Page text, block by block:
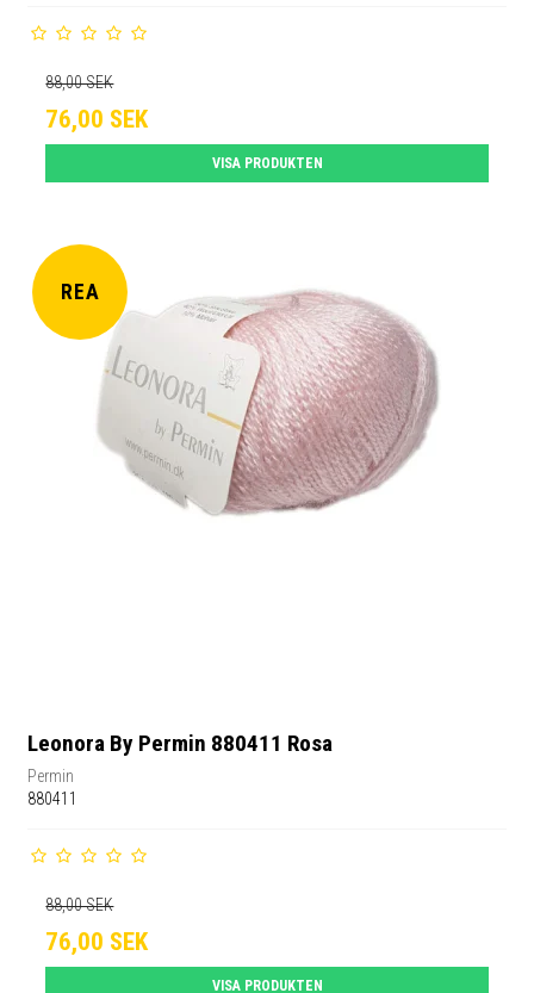
88,00 SEK
76,00 SEK
VISA PRODUKTEN
REA
Leonora By Permin 880411 Rosa
Permin
880411
88,00 SEK
76,00 SEK
VISA PRODUKTEN